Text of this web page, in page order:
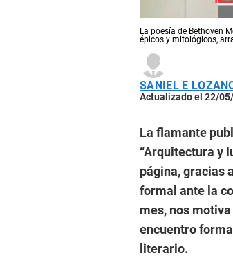
La poesía de Bethoven
épicos y mitológicos,
SANIEL E
Actualizado el 22/
La flamante
“Arquitectura y
página, gracias
formal ante la
mes, nos
encuentro
literario.